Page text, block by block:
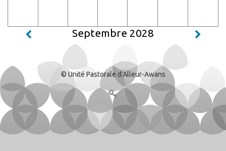
Septembre 2028
© Unité Pastorale d'Alleur-Awans